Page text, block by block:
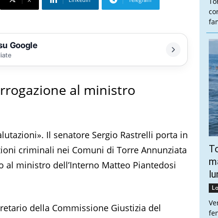
Google
al ministro
Il senatore Sergio Rastrelli porta in
criminali nei Comuni di Torre Annunziata
al ministro dell’Interno Matteo Piantedosi
della Commissione Giustizia del